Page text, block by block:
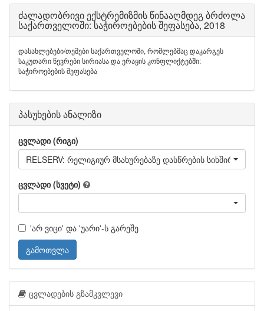
ძალადობრივი ექსტრემიზმის წინააღმდეგ ბრძოლა
საქართველოში: საჭიროებების შეფასება, 2018
დასახლებები/თემები საქართველოში, რომლებმაც დაკარგეს
საკუთარი წევრები სირიასა და ერაყის კონფლიქტებში:
საჭიროებების შეფასება
პასუხების ანალიზი
ცვლადი (რიგი)
RELSERV: რელიგიურ მსახურებაზე დასწრების სიხშირე
ცვლადი (სვეტი)
'არ ვიცი' და 'უარი'-ს გარეშე
გამოთვლა
ცვლადების გზამკვლევი